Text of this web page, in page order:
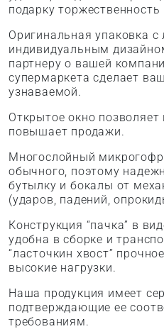
подарку
Оригинальная упаковка с
индивидуальным
партнеру о вашей
супермаркета сделает
узнаваемой.
Открытое окно
повышает продажи.
Многослойный
обычного, поэтому
бутылку и бокалы от
(ударов, падений,
Конструкция “пачка” в
удобна в сборке и
“ласточкин хвост”
высокие нагрузки.
Наша продукция имеет
подтверждающие ее
требованиям.